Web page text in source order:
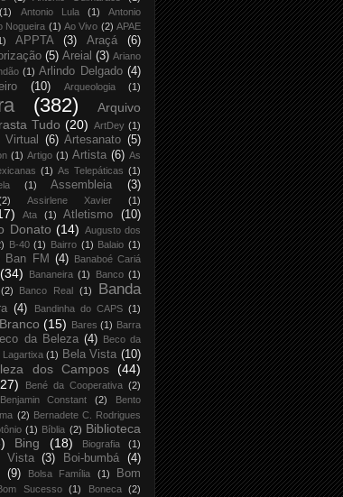
(1) Antonio Lula (1)
Antonio
Nogueira (1) Ao Vivo (2) APAE
APPTA (3) Araçá
(6)
(5) Areial (3) Ariano
(1) Arlindo Delgado (4)
(10) Arqueologia (1)
(382)
Arquivo
Tudo (20) ArtDey (1)
Virtual (6) Artesanato (5)
(1) Artigo (1) Artista (6) As
(1) As Telepáticas (1)
(1) Assembleia (3)
Assirlene Xavier (1)
Ata (1) Atletismo (10)
Donato (14) Augusto dos
B-40 (1) Bairro (1) Balaio (1)
Ban FM (4)
Banaboé Cariá
(34) Bananeira (1) Banco (1)
(2) Banco Real (1)
Banda
(4) Bandinha do CAPS (1)
(15) Bares (1) Barra
da Beleza (4)
Beco da
(1) Bela Vista (10)
dos Campos (44)
Bené da Cooperativa (2)
Benjamin Constant (2)
Bento
(2) Bernadete C. Rodrigues
(1) Bíblia (2) Biblioteca
Bing (18) Biografia (1)
Vista (3) Boi-bumbá
(4)
(9) Bolsa Família (1)
Bom
Sucesso (1) Boneca (2)